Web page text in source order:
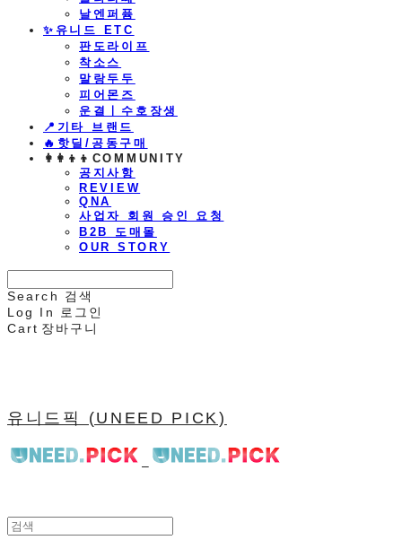
날엔퍼퓸
​✨유니드 ETC
판도라이프
착소스
말랑두두
피어몬즈
운결ㅣ수호장생
📍기타 브랜드
🔥핫딜/공동구매
👩‍👩‍👦‍👦COMMUNITY
공지사항
REVIEW
QNA
사업자 회원 승인 요청
B2B 도매몰
OUR STORY
Search
검색
Log In
로그인
Cart 장바구니
유니드픽 (UNEED PICK)